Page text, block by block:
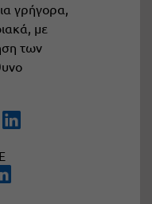
γρήγορα,
με
των